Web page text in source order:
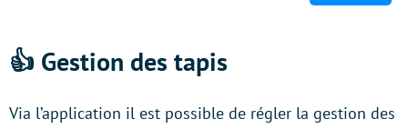
👍 Gestion des tapis
Via l’application il est possible de régler la gestion des